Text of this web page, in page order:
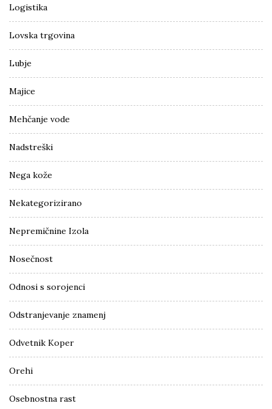
Logistika
Lovska trgovina
Lubje
Majice
Mehčanje vode
Nadstreški
Nega kože
Nekategorizirano
Nepremičnine Izola
Nosečnost
Odnosi s sorojenci
Odstranjevanje znamenj
Odvetnik Koper
Orehi
Osebnostna rast